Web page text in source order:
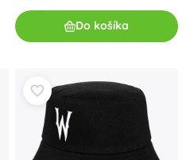
Do košíka